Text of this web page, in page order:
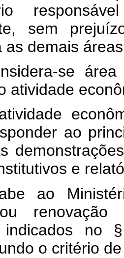
sem
as demais
se área
atividade
ao
e
ao
indicados no
o critério